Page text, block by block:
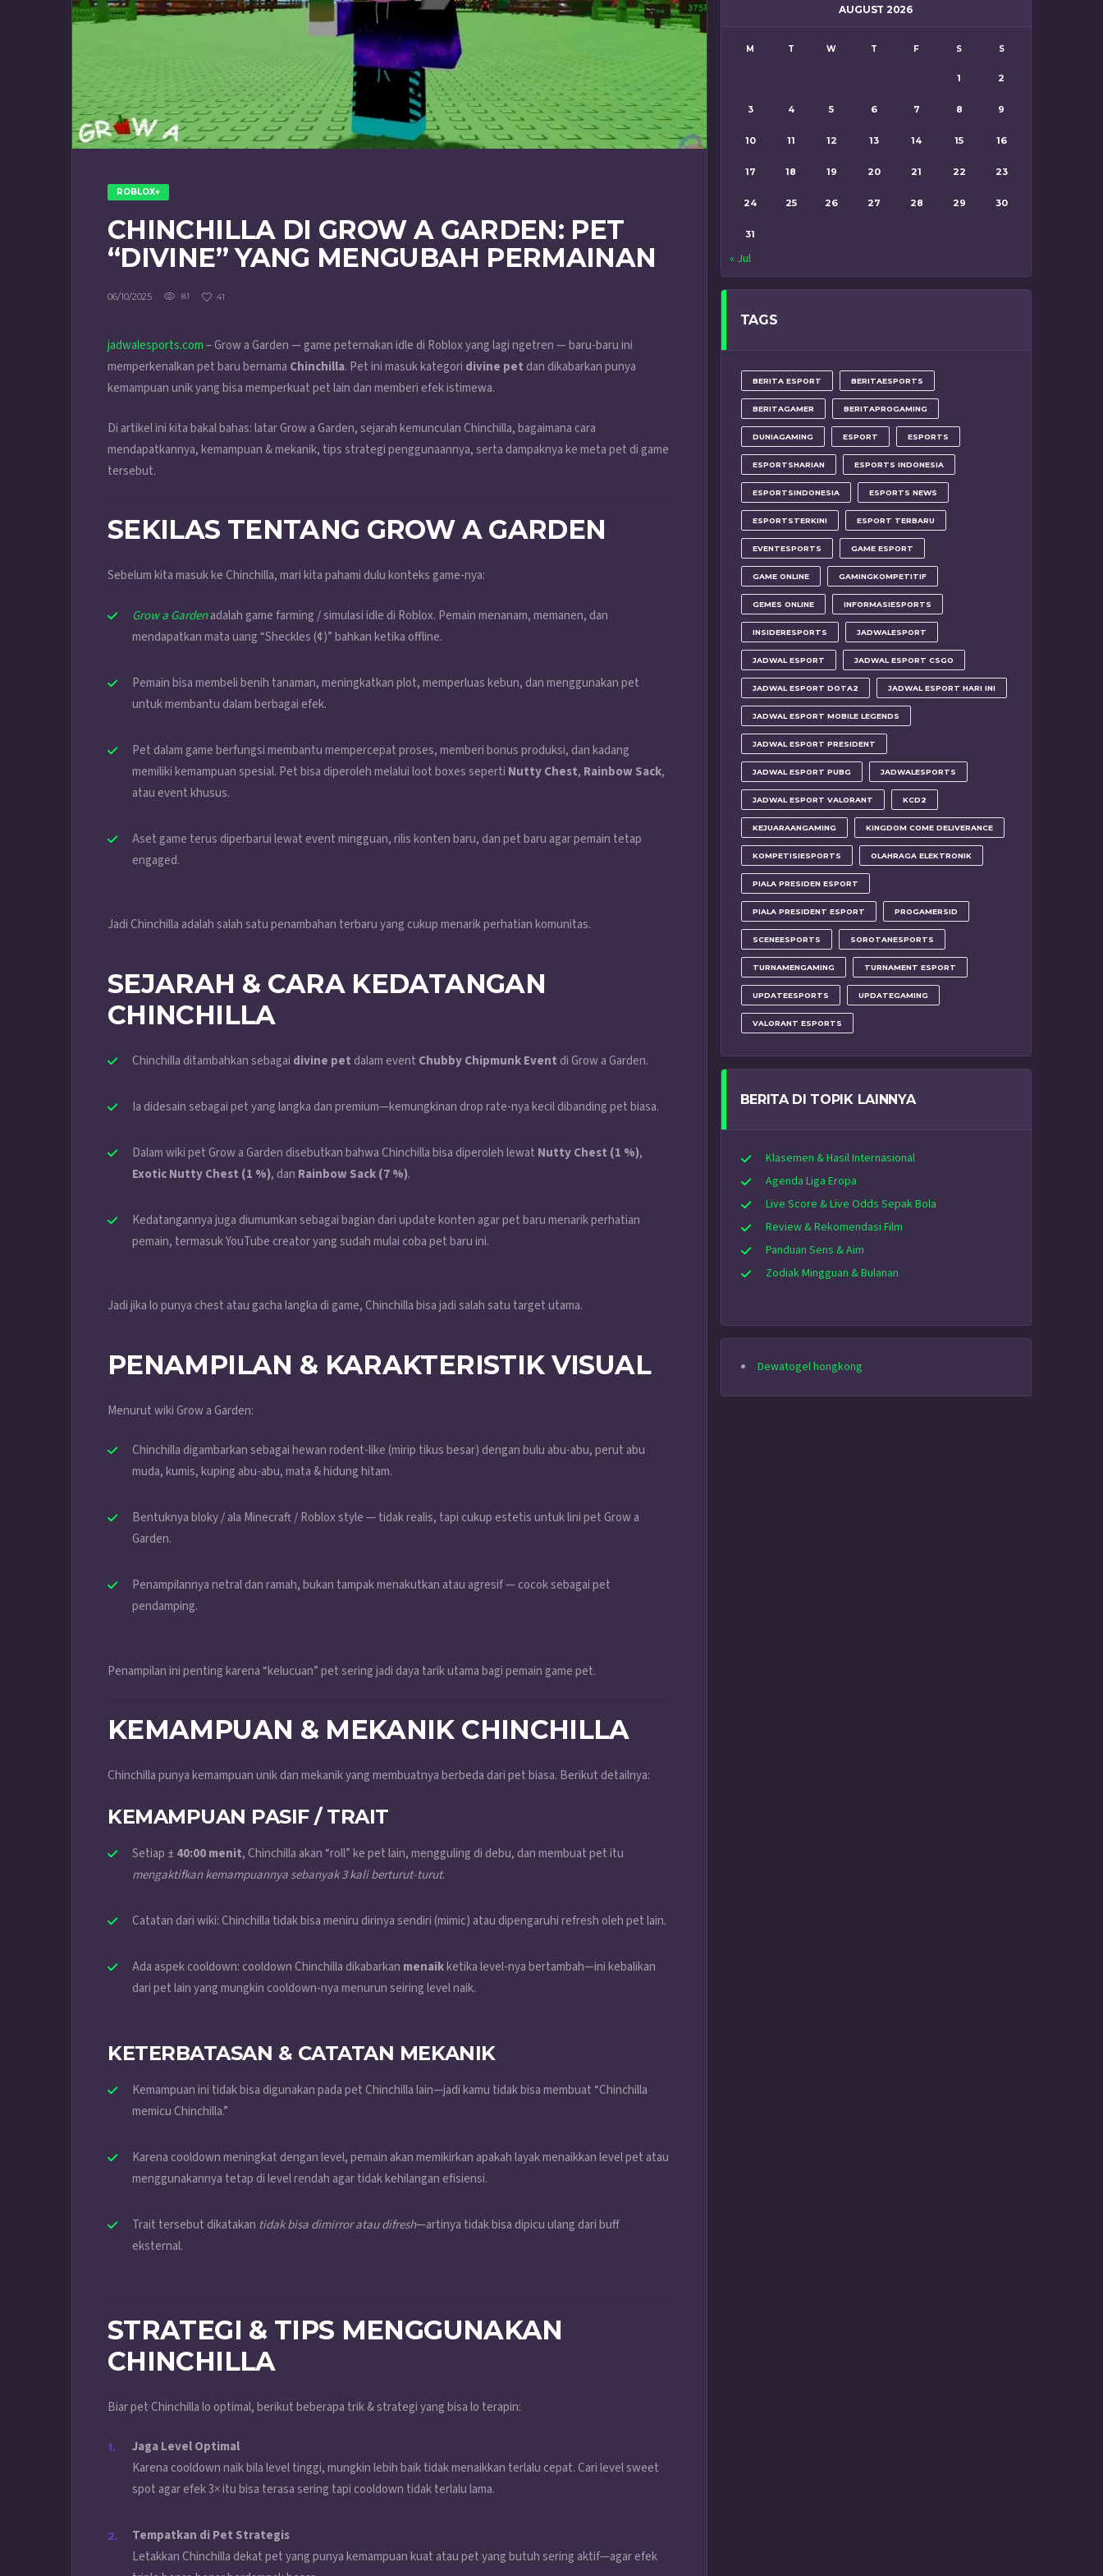
ROBLOX+
CHINCHILLA DI GROW A GARDEN: PET
“DIVINE” YANG MENGUBAH PERMAINAN
06/10/2025 81 41
jadwalesports.com– Grow a Garden — game peternakan idle di Roblox yang lagi ngetren — baru-baru ini
memperkenalkan pet baru bernama Chinchilla. Pet ini masuk kategori divine pet dan dikabarkan punya
kemampuan unik yang bisa memperkuat pet lain dan memberi efek istimewa.
Di artikel ini kita bakal bahas: latar Grow a Garden, sejarah kemunculan Chinchilla, bagaimana cara
mendapatkannya, kemampuan & mekanik, tips strategi penggunaannya, serta dampaknya ke meta pet di game
tersebut.
SEKILAS TENTANG GROW A GARDEN
Sebelum kita masuk ke Chinchilla, mari kita pahami dulu konteks game-nya:
Grow a Gardenadalah game farming / simulasi idle di Roblox. Pemain menanam, memanen, dan
mendapatkan mata uang “Sheckles (¢)” bahkan ketika offline.
Pemain bisa membeli benih tanaman, meningkatkan plot, memperluas kebun, dan menggunakan pet
untuk membantu dalam berbagai efek.
Pet dalam game berfungsi membantu mempercepat proses, memberi bonus produksi, dan kadang
memiliki kemampuan spesial. Pet bisa diperoleh melalui loot boxes seperti Nutty Chest, Rainbow Sack,
atau event khusus.
Aset game terus diperbarui lewat event mingguan, rilis konten baru, dan pet baru agar pemain tetap
engaged.
Jadi Chinchilla adalah salah satu penambahan terbaru yang cukup menarik perhatian komunitas.
SEJARAH & CARA KEDATANGAN
CHINCHILLA
Chinchilla ditambahkan sebagai divine pet dalam event Chubby Chipmunk Event di Grow a Garden.
Ia didesain sebagai pet yang langka dan premium—kemungkinan drop rate-nya kecil dibanding pet biasa.
Dalam wiki pet Grow a Garden disebutkan bahwa Chinchilla bisa diperoleh lewat Nutty Chest (1 %),
Exotic Nutty Chest (1 %), dan Rainbow Sack (7 %).
Kedatangannya juga diumumkan sebagai bagian dari update konten agar pet baru menarik perhatian
pemain, termasuk YouTube creator yang sudah mulai coba pet baru ini.
Jadi jika lo punya chest atau gacha langka di game, Chinchilla bisa jadi salah satu target utama.
PENAMPILAN & KARAKTERISTIK VISUAL
Menurut wiki Grow a Garden:
Chinchilla digambarkan sebagai hewan rodent-like (mirip tikus besar) dengan bulu abu-abu, perut abu
muda, kumis, kuping abu-abu, mata & hidung hitam.
Bentuknya bloky / ala Minecraft / Roblox style — tidak realis, tapi cukup estetis untuk lini pet Grow a
Garden.
Penampilannya netral dan ramah, bukan tampak menakutkan atau agresif — cocok sebagai pet
pendamping.
Penampilan ini penting karena “kelucuan” pet sering jadi daya tarik utama bagi pemain game pet.
KEMAMPUAN & MEKANIK CHINCHILLA
Chinchilla punya kemampuan unik dan mekanik yang membuatnya berbeda dari pet biasa. Berikut detailnya:
KEMAMPUAN PASIF / TRAIT
Setiap ± 40:00 menit, Chinchilla akan “roll” ke pet lain, mengguling di debu, dan membuat pet itu
mengaktifkan kemampuannya sebanyak 3 kali berturut-turut.
Catatan dari wiki: Chinchilla tidak bisa meniru dirinya sendiri (mimic) atau dipengaruhi refresh oleh pet lain.
Ada aspek cooldown: cooldown Chinchilla dikabarkan menaikketika level-nya bertambah—ini kebalikan
dari pet lain yang mungkin cooldown-nya menurun seiring level naik.
KETERBATASAN & CATATAN MEKANIK
Kemampuan ini tidak bisa digunakan pada pet Chinchilla lain—jadi kamu tidak bisa membuat “Chinchilla
memicu Chinchilla.”
Karena cooldown meningkat dengan level, pemain akan memikirkan apakah layak menaikkan level pet atau
menggunakannya tetap di level rendah agar tidak kehilangan efisiensi.
Trait tersebut dikatakan tidak bisa dimirror atau difresh—artinya tidak bisa dipicu ulang dari buff
eksternal.
STRATEGI & TIPS MENGGUNAKAN
CHINCHILLA
Biar pet Chinchilla lo optimal, berikut beberapa trik & strategi yang bisa lo terapin:
Jaga Level Optimal
Karena cooldown naik bila level tinggi, mungkin lebih baik tidak menaikkan terlalu cepat. Cari level sweet
spot agar efek 3× itu bisa terasa sering tapi cooldown tidak terlalu lama.
Tempatkan di Pet Strategis
Letakkan Chinchilla dekat pet yang punya kemampuan kuat atau pet yang butuh sering aktif—agar efek
AUGUST 2026
M T W T F S S
1 2
3 4 5 6 7 8 9
10 11 12 13 14 15 16
17 18 19 20 21 22 23
24 25 26 27 28 29 30
31
« Jul
TAGS
BERITA ESPORT BERITAESPORTS
BERITAGAMER BERITAPROGAMING
DUNIAGAMING ESPORT ESPORTS
ESPORTSHARIAN ESPORTS INDONESIA
ESPORTSINDONESIA ESPORTS NEWS
ESPORTSTERKINI ESPORT TERBARU
EVENTESPORTS GAME ESPORT
GAME ONLINE GAMINGKOMPETITIF
GEMES ONLINE INFORMASIESPORTS
INSIDERESPORTS JADWALESPORT
JADWAL ESPORT JADWAL ESPORT CSGO
JADWAL ESPORT DOTA2 JADWAL ESPORT HARI INI
JADWAL ESPORT MOBILE LEGENDS
JADWAL ESPORT PRESIDENT
JADWAL ESPORT PUBG JADWALESPORTS
JADWAL ESPORT VALORANT KCD2
KEJUARAANGAMING KINGDOM COME DELIVERANCE
KOMPETISIESPORTS OLAHRAGA ELEKTRONIK
PIALA PRESIDEN ESPORT
PIALA PRESIDENT ESPORT PROGAMERSID
SCENEESPORTS SOROTANESPORTS
TURNAMENGAMING TURNAMENT ESPORT
UPDATEESPORTS UPDATEGAMING
VALORANT ESPORTS
BERITA DI TOPIK LAINNYA
Klasemen & Hasil Internasional
Agenda Liga Eropa
Live Score & Live Odds Sepak Bola
Review & Rekomendasi Film
Panduan Sens & Aim
Zodiak Mingguan & Bulanan
Dewatogel hongkong